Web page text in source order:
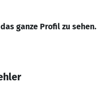
ganze Profil zu sehen.